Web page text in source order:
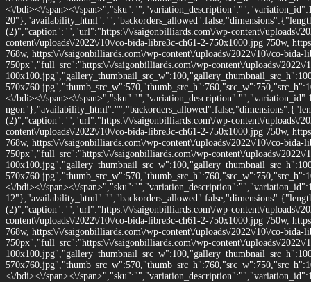
<\/bdi><\/span><\/
(2)","caption":"","url":"https:\/\/saigonbilliards.com\/wp-content\/uploads\/
content\/uploads\/2022\/10\/co-bida-libre3c-ch61-2-750x1000.jpg 750w,
768w, https:\/\/saigonbilliards.com\/wp-content\/uploads\/2022\/10\/co-
750px","full_src":"https:\/\/saigonbilliards.com\/wp-content\/uploads\/
<\/bdi><\/span><\/
(2)","caption":"","url":"https:\/\/saigonbilliards.com\/wp-content\/uploads\/
content\/uploads\/2022\/10\/co-bida-libre3c-ch61-2-750x1000.jpg 750w,
768w, https:\/\/saigonbilliards.com\/wp-content\/uploads\/2022\/10\/co-
750px","full_src":"https:\/\/saigonbilliards.com\/wp-content\/uploads\/
<\/bdi><\/span><\/
(2)","caption":"","url":"https:\/\/saigonbilliards.com\/wp-content\/uploads\/
content\/uploads\/2022\/10\/co-bida-libre3c-ch61-2-750x1000.jpg 750w,
768w, https:\/\/saigonbilliards.com\/wp-content\/uploads\/2022\/10\/co-
750px","full_src":"https:\/\/saigonbilliards.com\/wp-content\/uploads\/
<\/bdi><\/span><\/